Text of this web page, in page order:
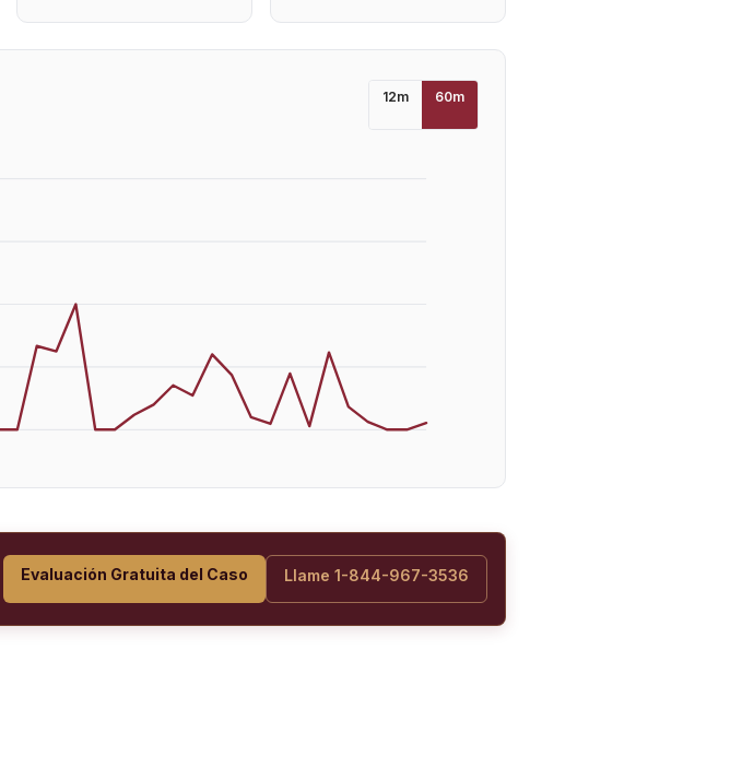
12m 60m
Evaluación Gratuita del Caso Llame 1-844-967-3536